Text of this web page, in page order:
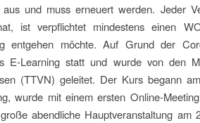
aus und muss erneuert werden. Jeder
ist verpflichtet mindestens einen
entgehen möchte. Auf Grund der
E-Learning statt und wurde von den
(TTVN) geleitet. Der Kurs begann
wurde mit einem ersten Online-
abendliche Hauptveranstaltung am